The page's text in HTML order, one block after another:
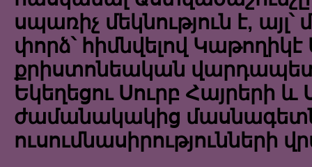
սպառիչ մեկնություն է, այլ՝
փորձ՝ հիմնվելով Կաթողիկէ
քրիստոնեական
Եկեղեցու Սուրբ Հայրերի և
ժամանակակից
ուսումնասիրությունների